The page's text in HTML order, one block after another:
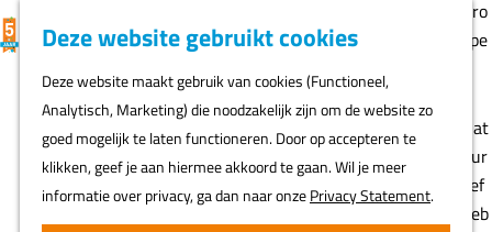
Deze website gebruikt cookies
Deze website maakt gebruik van cookies (Functioneel,
Analytisch, Marketing) die noodzakelijk zijn om de website zo
goed mogelijk te laten functioneren. Door op accepteren te
klikken, geef je aan hiermee akkoord te gaan. Wil je meer
informatie over privacy, ga dan naar onzePrivacy Statement.
F
v
o
r
i
e
K
a
r
t
Z
e
k
e
n
MENU
Gro
epe
Nat
uur
lief
heb